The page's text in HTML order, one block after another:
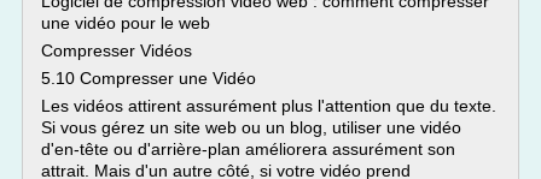
une vidéo pour le web
Compresser Vidéos
5.10 Compresser une Vidéo
Les vidéos attirent assurément plus l'attention que du texte.
Si vous gérez un site web ou un blog, utiliser une vidéo
d'en-tête ou d'arrière-plan améliorera assurément son
attrait. Mais d'un autre côté, si votre vidéo prend